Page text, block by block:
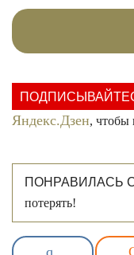
Яндекс.Дзен, чтобы
ПОНРАВИЛАСЬ
потерять!